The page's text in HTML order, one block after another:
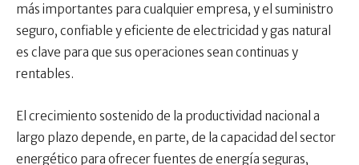
más importantes para cualquier empresa, y el suministro
seguro, confiable y eficiente de electricidad y gas natural
es clave para que sus operaciones sean continuas y
rentables.
El crecimiento sostenido de la productividad nacional a
largo plazo depende, en parte, de la capacidad del sector
energético para ofrecer fuentes de energía seguras,